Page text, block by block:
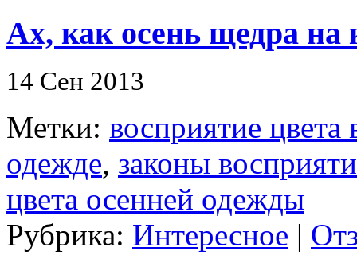
Ах, как осень щедра
14 Сен 2013
Метки: восприятие цвета
одежде, законы
цвета осенней одежды
Рубрика: Интересное |